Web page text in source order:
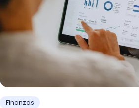
Finanzas